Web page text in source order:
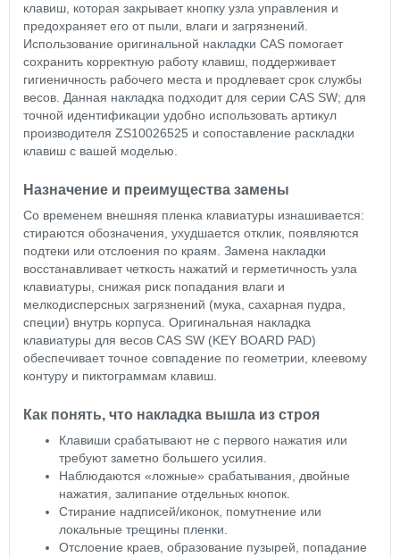
клавиш, которая закрывает кнопку узла управления и
предохраняет его от пыли, влаги и загрязнений.
Использование оригинальной накладки CAS помогает
сохранить корректную работу клавиш, поддерживает
гигиеничность рабочего места и продлевает срок службы
весов. Данная накладка подходит для серии CAS SW; для
точной идентификации удобно использовать артикул
производителя ZS10026525 и сопоставление раскладки
клавиш с вашей моделью.
Назначение и преимущества замены
Со временем внешняя пленка клавиатуры изнашивается:
стираются обозначения, ухудшается отклик, появляются
подтеки или отслоения по краям. Замена накладки
восстанавливает четкость нажатий и герметичность узла
клавиатуры, снижая риск попадания влаги и
мелкодисперсных загрязнений (мука, сахарная пудра,
специи) внутрь корпуса. Оригинальная накладка
клавиатуры для весов CAS SW (KEY BOARD PAD)
обеспечивает точное совпадение по геометрии, клеевому
контуру и пиктограммам клавиш.
Как понять, что накладка вышла из строя
Клавиши срабатывают не с первого нажатия или
требуют заметно большего усилия.
Наблюдаются «ложные» срабатывания, двойные
нажатия, залипание отдельных кнопок.
Стирание надписей/иконок, помутнение или
локальные трещины пленки.
Отслоение краев, образование пузырей, попадание